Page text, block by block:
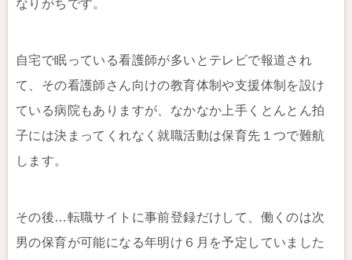
なりがちです。
自宅で眠っている看護師が多いとテレビで報道され
て、その看護師さん向けの教育体制や支援体制を設け
ている病院もありますが、なかなか上手くとんとん拍
子には決まってくれなく就職活動は保育先１つで難航
します。
その後…転職サイトに事前登録だけして、働くのは次
男の保育が可能になる年明け６月を予定していました